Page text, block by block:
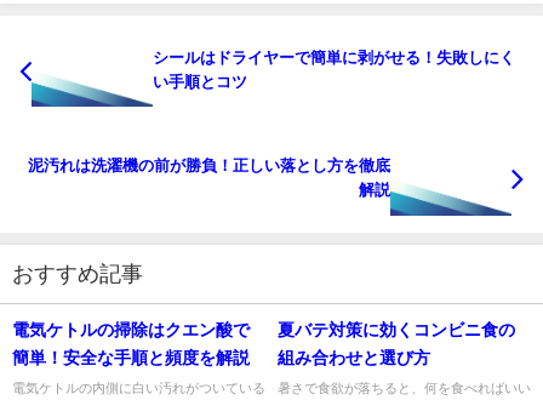
シールはドライヤーで簡単に剥がせる！失敗しにく
い手順とコツ
泥汚れは洗濯機の前が勝負！正しい落とし方を徹底
解説
おすすめ記事
電気ケトルの掃除はクエン酸で
簡単！安全な手順と頻度を解説
電気ケトルの内側に白い汚れがついている
夏バテ対策に効くコンビニ食の
組み合わせと選び方
暑さで食欲が落ちると、何を食べればいい